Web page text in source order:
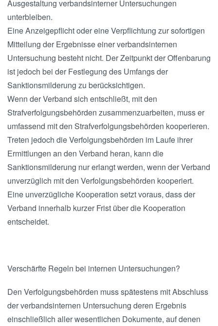
Ausgestaltung verbandsinterner Untersuchungen
unterbleiben.
Eine Anzeigepflicht oder eine Verpflichtung zur sofortigen
Mitteilung der Ergebnisse einer verbandsinternen
Untersuchung besteht nicht. Der Zeitpunkt der Offenbarung
ist jedoch bei der Festlegung des Umfangs der
Sanktionsmilderung zu berücksichtigen.
Wenn der Verband sich entschließt, mit den
Strafverfolgungsbehörden zusammenzuarbeiten, muss er
umfassend mit den Strafverfolgungsbehörden kooperieren.
Treten jedoch die Verfolgungsbehörden im Laufe ihrer
Ermittlungen an den Verband heran, kann die
Sanktionsmilderung nur erlangt werden, wenn der Verband
unverzüglich mit den Verfolgungsbehörden kooperiert.
Eine unverzügliche Kooperation setzt voraus, dass der
Verband innerhalb kurzer Frist über die Kooperation
entscheidet.
Verschärfte Regeln bei internen Untersuchungen?
Den Verfolgungsbehörden muss spätestens mit Abschluss
der verbandsinternen Untersuchung deren Ergebnis
einschließlich aller wesentlichen Dokumente, auf denen